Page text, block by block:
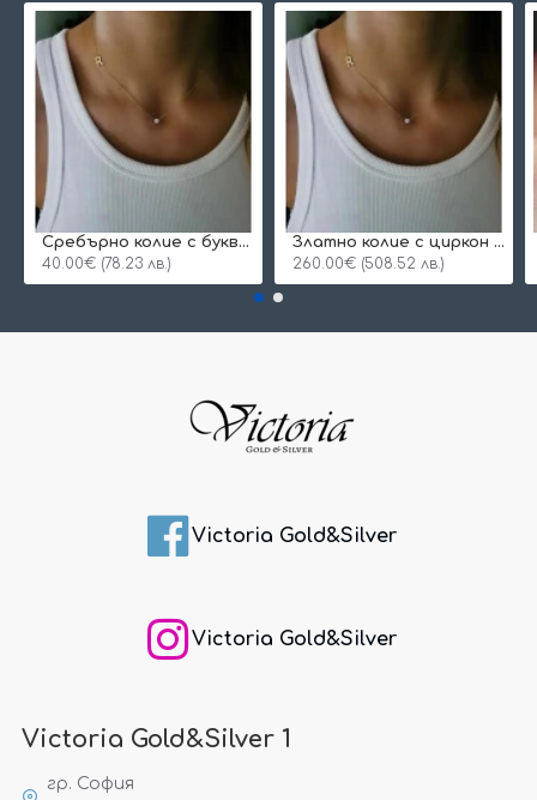
Сребърнo колие с буква и едно камъче
40.00€ (78.23 лв.)
Златно колие с циркон и буква по избор
260.00€ (508.52 лв.)
Victoria Gold&Silver
Victoria Gold&Silver
Victoria Gold&Silver 1
гр. София